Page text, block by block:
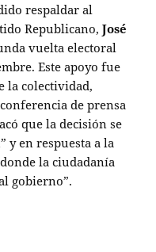
respaldar al
Republicano,José
vuelta electoral
Este apoyo fue
la colectividad,
de prensa
que la decisión se
y en respuesta a la
la ciudadanía
gobierno”.
respaldan a José